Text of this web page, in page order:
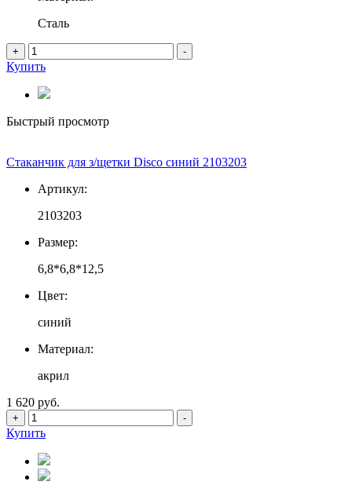
Сталь
+ -
Купить
Быстрый просмотр
Стаканчик для з/щетки Disco синий 2103203
Артикул:
2103203
Размер:
6,8*6,8*12,5
Цвет:
синий
Материал:
акрил
1 620 руб.
+ -
Купить